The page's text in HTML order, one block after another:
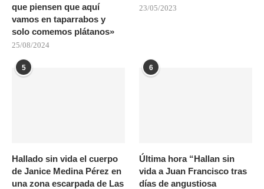
que piensen que aquí
vamos en taparrabos y
solo comemos plátanos»
25/08/2024
23/05/2023
5
Hallado sin vida el cuerpo
de Janice Medina Pérez en
una zona escarpada de Las
6
Última hora “Hallan sin
vida a Juan Francisco tras
días de angustiosa